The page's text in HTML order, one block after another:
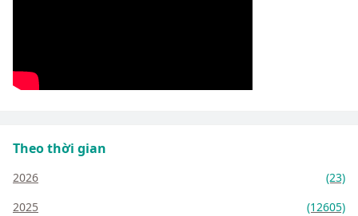
Theo thời gian
2026
(23)
2025
(12605)